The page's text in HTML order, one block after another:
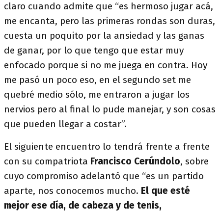
claro cuando admite que “es hermoso jugar acá,
me encanta, pero las primeras rondas son duras,
cuesta un poquito por la ansiedad y las ganas
de ganar, por lo que tengo que estar muy
enfocado porque si no me juega en contra. Hoy
me pasó un poco eso, en el segundo set me
quebré medio sólo, me entraron a jugar los
nervios pero al final lo pude manejar, y son cosas
que pueden llegar a costar”.
El siguiente encuentro lo tendrá frente a frente
con su compatriota Francisco Cerúndolo, sobre
cuyo compromiso adelantó que “es un partido
aparte, nos conocemos mucho. El que esté
mejor ese día, de cabeza y de tenis,